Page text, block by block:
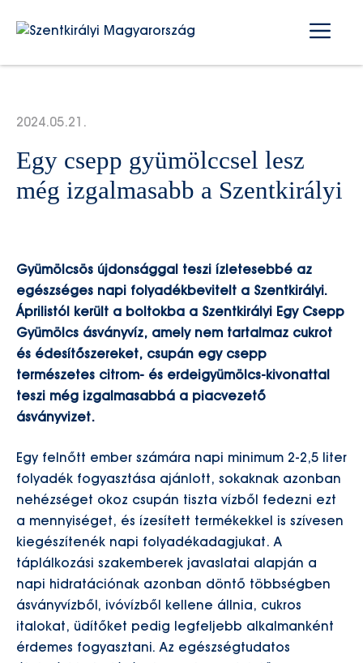
Egy csepp gyümölccsel lesz
még izgalmasabb a Szentkirályi
2024.05.21.
Gyümölcsös újdonsággal teszi ízletesebbé az
egészséges napi folyadékbevitelt a Szentkirályi.
Áprilistól került a boltokba a Szentkirályi Egy Csepp
Gyümölcs ásványvíz, amely nem tartalmaz cukrot
és édesítőszereket, csupán egy csepp
természetes citrom- és erdeigyümölcs-kivonattal
teszi még izgalmasabbá a piacvezető
ásványvizet.
Egy felnőtt ember számára napi minimum 2-2,5 liter
folyadék fogyasztása ajánlott, sokaknak azonban
nehézséget okoz csupán tiszta vízből fedezni ezt
a mennyiséget, és ízesített termékekkel is szívesen
kiegészítenék napi folyadékadagjukat. A
táplálkozási szakemberek javaslatai alapján a
napi hidratációnak azonban döntő többségben
ásványvízből, ivóvízből kellene állnia, cukros
italokat, üdítőket pedig legfeljebb alkalmanként
érdemes fogyasztani. Az egészségtudatos